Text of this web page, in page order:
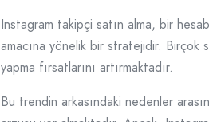
Instagram takipçi satın alma, bir
amacına yönelik bir stratejidir. Birçok
yapma fırsatlarını artırmaktadır.
Bu trendin arkasındaki nedenler